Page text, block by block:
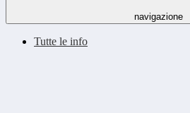
navigazione
Tutte le info